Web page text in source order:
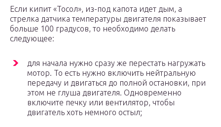
Если кипит «Тосол», из-под капота идет дым, а
стрелка датчика температуры двигателя показывает
больше 100 градусов, то необходимо делать
следующее:
для начала нужно сразу же перестать нагружать
мотор. То есть нужно включить нейтральную
передачу и двигаться до полной остановки, при
этом не глуша двигателя. Одновременно
включите печку или вентилятор, чтобы
двигатель хоть немного остыл;